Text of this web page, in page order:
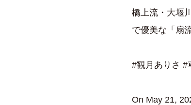
橋上流・大堰
で優美な「扇
#観月ありさ #
On May 21,